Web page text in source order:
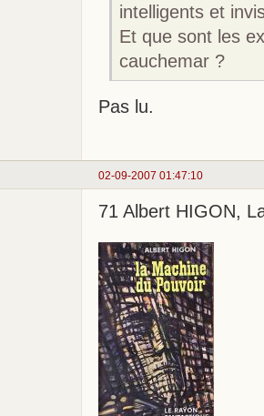
intelligents et
Et que sont les
cauchemar ?
Pas lu.
02-09-2007 01:47:10
71 Albert HIGON,